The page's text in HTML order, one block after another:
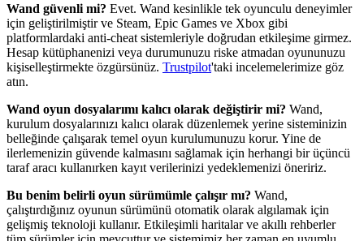
Wand güvenli mi? Evet. Wand kesinlikle tek oyunculu deneyimler
için geliştirilmiştir ve Steam, Epic Games ve Xbox gibi
platformlardaki anti-cheat sistemleriyle doğrudan etkileşime girmez.
Hesap kütüphanenizi veya durumunuzu riske atmadan oyununuzu
kişiselleştirmekte özgürsünüz. Trustpilot'taki incelemelerimize göz
atın.
Wand oyun dosyalarımı kalıcı olarak değiştirir mi? Wand,
kurulum dosyalarınızı kalıcı olarak düzenlemek yerine sisteminizin
belleğinde çalışarak temel oyun kurulumunuzu korur. Yine de
ilerlemenizin güvende kalmasını sağlamak için herhangi bir üçüncü
taraf aracı kullanırken kayıt verilerinizi yedeklemenizi öneririz.
Bu benim belirli oyun sürümümle çalışır mı? Wand,
çalıştırdığınız oyunun sürümünü otomatik olarak algılamak için
gelişmiş teknoloji kullanır. Etkileşimli haritalar ve akıllı rehberler